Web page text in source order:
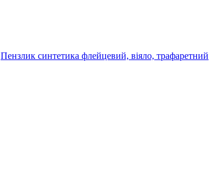
Пензлик синтетика флейцевий, віяло, трафаретний